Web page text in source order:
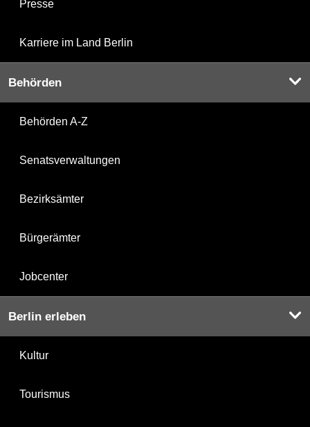
Presse
Karriere im Land Berlin
Behörden
Behörden A-Z
Senatsverwaltungen
Bezirksämter
Bürgerämter
Jobcenter
Berlin erleben
Kultur
Tourismus